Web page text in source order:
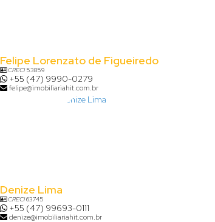
Felipe Lorenzato de Figueiredo
CRECI53859
+55 (47) 9990-0279
felipe@imobiliariahit.com.br
Denize Lima
CRECI63745
+55 (47) 99693-0111
denize@imobiliariahit.com.br